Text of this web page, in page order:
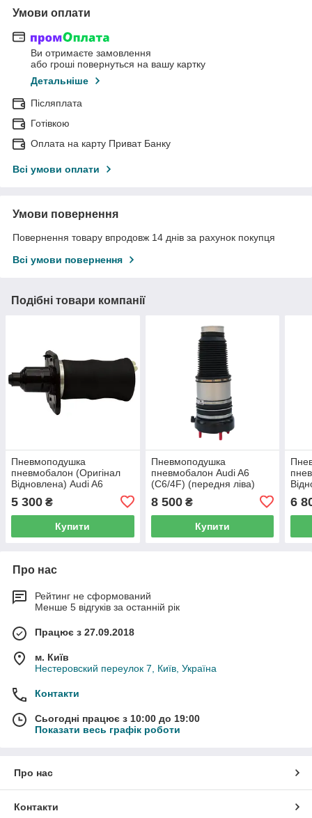
Умови оплати
Ви отримаєте замовлення
або гроші повернуться на вашу картку
Детальніше
Післяплата
Готівкою
Оплата на карту Приват Банку
Всі умови оплати
Умови повернення
Повернення товару впродовж 14 днів за рахунок покупця
Всі умови повернення
Подібні товари компанії
Пневмоподушка
пневмобалон (Оригінал
Відновлена) Audi A6
5 300 ₴
Купити
Пневмоподушка
пневмобалон Audi A6
(C6/4F) (передня ліва)
8 500₴
Купити
6
Про нас
Рейтинг не сформований
Менше 5 відгуків за останній рік
Працює з 27.09.2018
м. Київ
Нестеровский переулок 7, Київ, Україна
Контакти
Сьогодні працює з 10:00 до 19:00
Показати весь графік роботи
Про нас
Контакти